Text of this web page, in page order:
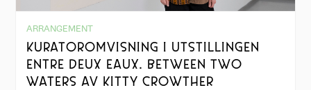
ARRANGEMENT
KURATOROMVISNING I UTSTILLINGEN
ENTRE DEUX EAUX. BETWEEN TWO
WATERS AV KITTY CROWTHER